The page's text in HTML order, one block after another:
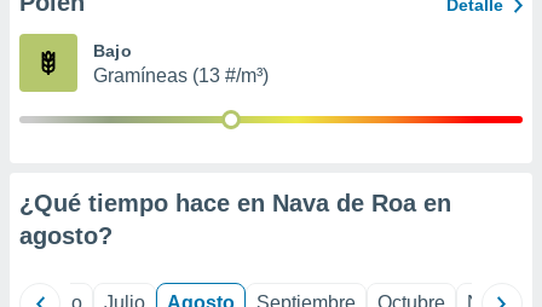
publicidad
Detalle
Bajo
Gramíneas (13 #/m³)
¿Qué tiempo hace en Nava de Roa en
agosto?
Junio Julio Agosto Septiembre Octubre